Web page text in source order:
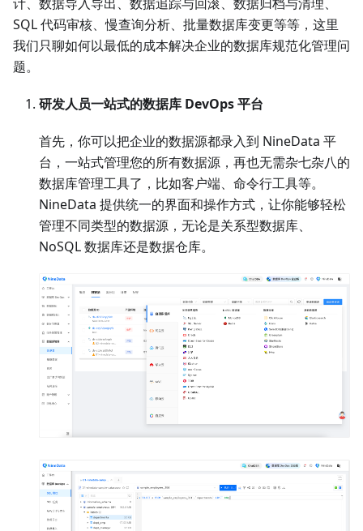
SQL 代码审核、慢查询分析、批量数据库变更等等，这里
我们只聊如何以最低的成本解决企业的数据库规范化管理问
题。
研发人员一站式的数据库 DevOps 平台
首先，你可以把企业的数据源都录入到 NineData 平
台，一站式管理您的所有数据源，再也无需杂七杂八的
数据库管理工具了，比如客户端、命令行工具等。
NineData 提供统一的界面和操作方式，让你能够轻松
管理不同类型的数据源，无论是关系型数据库、
NoSQL 数据库还是数据仓库。